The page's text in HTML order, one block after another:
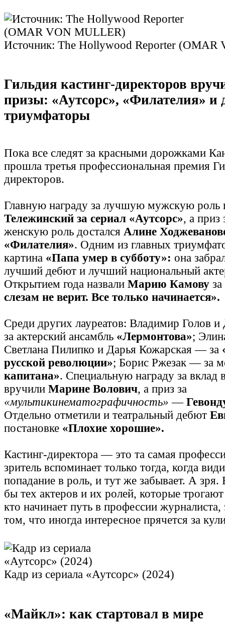
Источник: The Hollywood Reporter (OMAR
Гильдия кастинг-директоров
призы: «Аутсорс», «Филателия» и
триумфаторы
Пока все следят за красными дорожками
прошла третья профессиональная премия
директоров.
Главную награду за лучшую мужскую роль
Тележинский за сериал «Аутсорс», а
женскую роль достался Алине
«Филателия». Одним из главных
картина «Папа умер в субботу»: она
лучший дебют и лучший национальный
Открытием года назвали Марию Камову
слезам не верит. Все только начинается».
Среди других лауреатов: Владимир Голов
за актерский ансамбль «Лермонтова»;
Светлана Пилипко и Дарья Кожарская — за
русской революции»; Борис Ржезак — за
капитана». Специальную награду за вклад
вручили Марине Волович, а приз за
«мультикинематографичность» —
Отдельно отметили и театральный дебют
постановке «Плохие хорошие».
Кастинг-директора — это та самая
зритель вспоминает только тогда, когда
попадание в роль, и тут же забывает. А зря.
бы тех актеров и их ролей, которые
кто начинает путь в профессии
том, что иногда интересное прячется за
Кадр из сериала «Аутсорс» (2024)
«Майкл»: как стартовал в мире